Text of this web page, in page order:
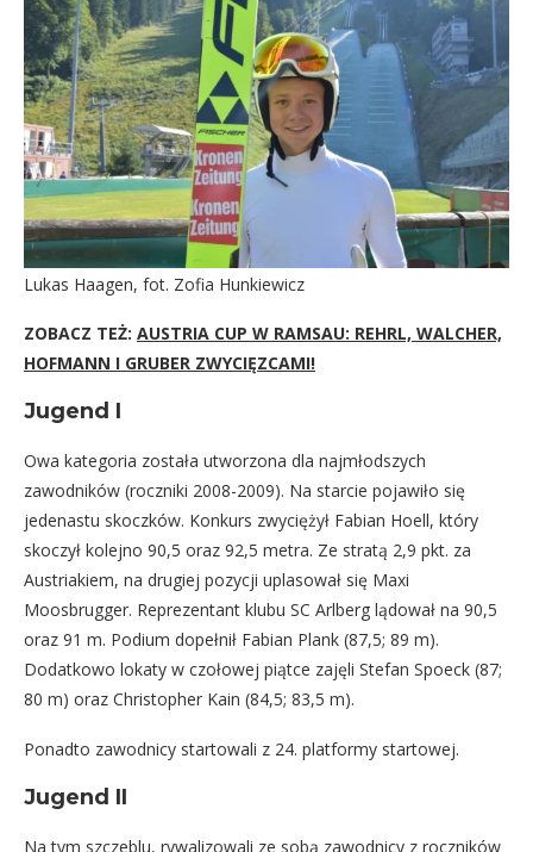
Lukas Haagen, fot. Zofia Hunkiewicz
ZOBACZ TEŻ: AUSTRIA CUP W RAMSAU: REHRL, WALCHER,
HOFMANN I GRUBER ZWYCIĘZCAMI!
Jugend I
Owa kategoria została utworzona dla najmłodszych
zawodników (roczniki 2008-2009). Na starcie pojawiło się
jedenastu skoczków. Konkurs zwyciężył Fabian Hoell, który
skoczył kolejno 90,5 oraz 92,5 metra. Ze stratą 2,9 pkt. za
Austriakiem, na drugiej pozycji uplasował się Maxi
Moosbrugger. Reprezentant klubu SC Arlberg lądował na 90,5
oraz 91 m. Podium dopełnił Fabian Plank (87,5; 89 m).
Dodatkowo lokaty w czołowej piątce zajęli Stefan Spoeck (87;
80 m) oraz Christopher Kain (84,5; 83,5 m).
Ponadto zawodnicy startowali z 24. platformy startowej.
Jugend II
Na tym szczeblu, rywalizowali ze sobą zawodnicy z roczników